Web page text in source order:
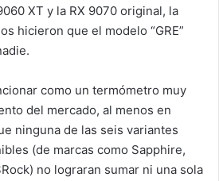
XT y la RX 9070 original, la
hicieron que el modelo “GRE”
como un termómetro muy
del mercado, al menos en
ninguna de las seis variantes
(de marcas como Sapphire,
no lograran sumar ni una sola